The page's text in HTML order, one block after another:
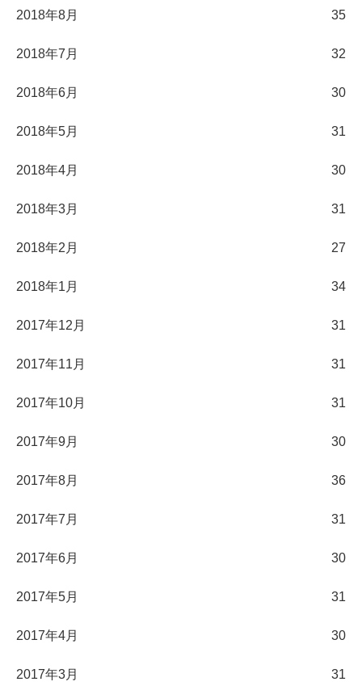
2018年8月 35
2018年7月 32
2018年6月 30
2018年5月 31
2018年4月 30
2018年3月 31
2018年2月 27
2018年1月 34
2017年12月 31
2017年11月 31
2017年10月 31
2017年9月 30
2017年8月 36
2017年7月 31
2017年6月 30
2017年5月 31
2017年4月 30
2017年3月 31